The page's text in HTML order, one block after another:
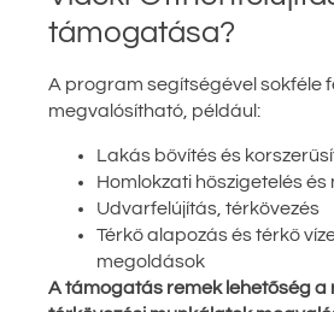
támogatása?
A program segítségével sokféle
megvalósítható, például:
Lakás bővítés és
Homlokzati hőszigetelés
Udvarfelújítás, térkövezés
Térkő alapozás és térkő
megoldások
A támogatás remek lehetőség